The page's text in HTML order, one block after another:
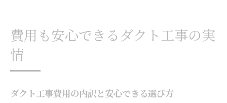
費用も安心できるダクト工事の実
情
ダクト工事費用の内訳と安心できる選び方